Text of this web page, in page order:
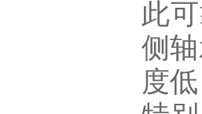
此
侧
度